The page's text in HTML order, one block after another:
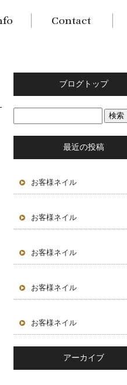
ブログトップ
最近の投稿
お客様ネイル
お客様ネイル
お客様ネイル
お客様ネイル
お客様ネイル
アーカイブ